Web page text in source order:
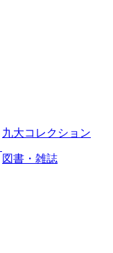
九大コレクション
図書・雑誌